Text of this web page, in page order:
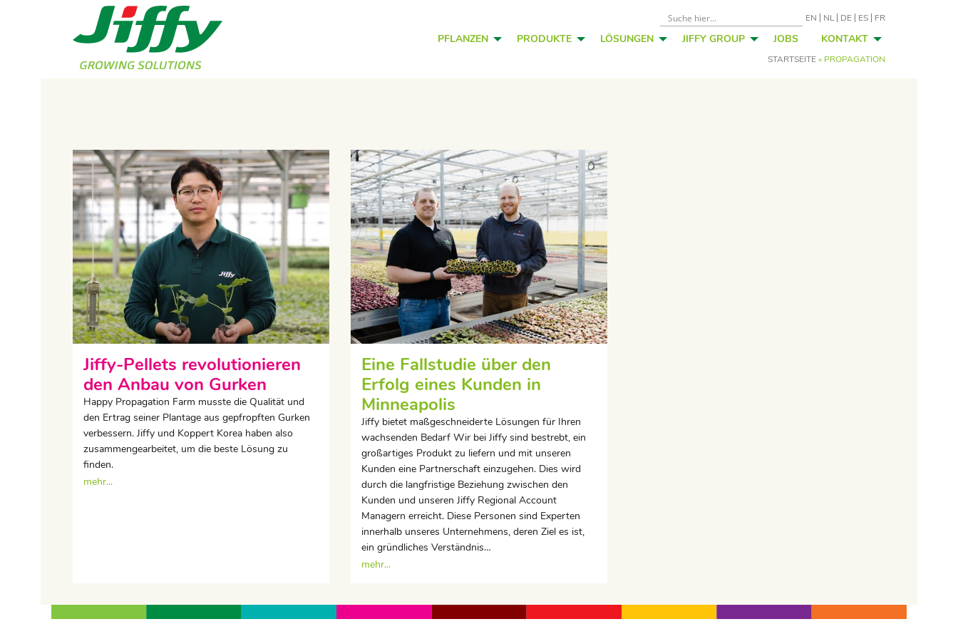
EN NL DE ES FR
PFLANZEN PRODUKTE LÖSUNGEN JIFFY GROUP JOBS KONTAKT
STARTSEITE» PROPAGATION
Jiffy-Pellets revolutionieren
den Anbau von Gurken
Happy Propagation Farm musste die Qualität und
den Ertrag seiner Plantage aus gepfropften Gurken
verbessern. Jiffy und Koppert Korea haben also
zusammengearbeitet, um die beste Lösung zu
finden.
mehr...
Eine Fallstudie über den
Erfolg eines Kunden in
Minneapolis
Jiffy bietet maßgeschneiderte Lösungen für Ihren
wachsenden Bedarf Wir bei Jiffy sind bestrebt, ein
großartiges Produkt zu liefern und mit unseren
Kunden eine Partnerschaft einzugehen. Dies wird
durch die langfristige Beziehung zwischen den
Kunden und unseren Jiffy Regional Account
Managern erreicht. Diese Personen sind Experten
innerhalb unseres Unternehmens, deren Ziel es ist,
ein gründliches Verständnis…
mehr...